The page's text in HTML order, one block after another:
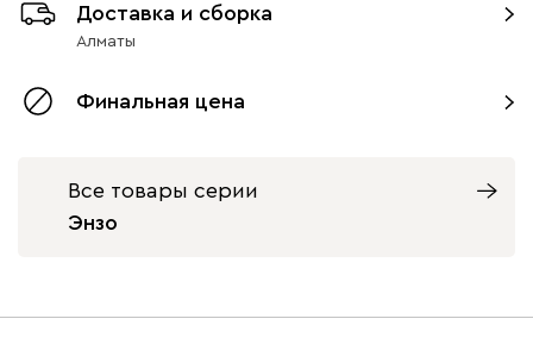
Доставка и сборка
Алматы
Финальная цена
Все товары серии
Энзо